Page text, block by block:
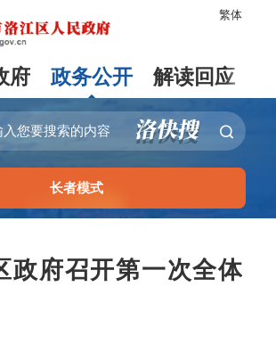
繁体
府 政务公开 解读回应
长者模式
政府召开第一次全体